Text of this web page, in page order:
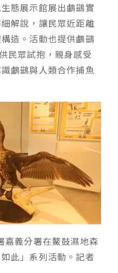
態展示館展出鸕鷀實
解說，讓民眾近距離
造。活動也提供鸕鷀
民眾試抱，親身感受
鸕鷀與人類合作捕魚
嘉義分署在鰲鼓濕地森
此」系列活動。記者